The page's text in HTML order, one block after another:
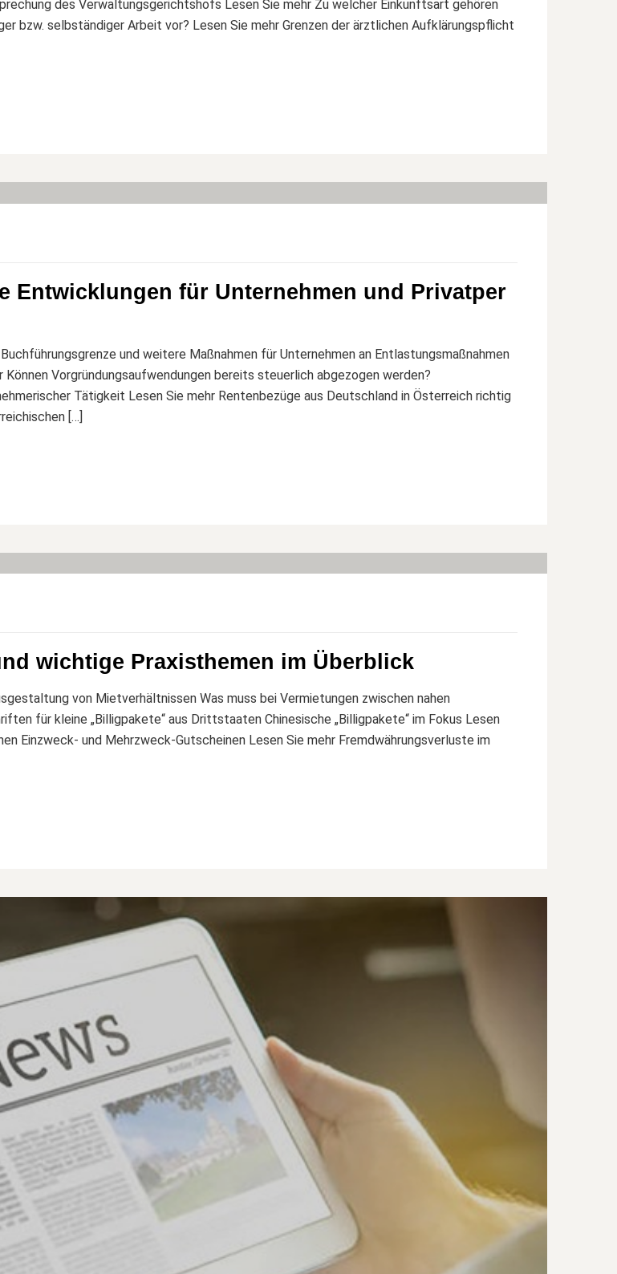
des Verwaltungsgerichtshofs Lesen Sie mehr Zu welcher Einkunftsart gehören
bzw. selbständiger Arbeit vor? Lesen Sie mehr Grenzen der ärztlichen Aufklärungspflicht
Entwicklungen für Unternehmen und Privatper
und weitere Maßnahmen für Unternehmen an Entlastungsmaßnahmen
Vorgründungsaufwendungen bereits steuerlich abgezogen werden?
Tätigkeit Lesen Sie mehr Rentenbezüge aus Deutschland in Österreich richtig
[…]
wichtige Praxisthemen im Überblick
von Mietverhältnissen Was muss bei Vermietungen zwischen nahen
für kleine „Billigpakete“ aus Drittstaaten Chinesische „Billigpakete“ im Fokus Lesen
Einzweck- und Mehrzweck-Gutscheinen Lesen Sie mehr Fremdwährungsverluste im